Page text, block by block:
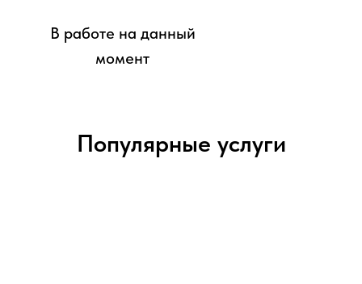
В работе на данный
момент
Популярные услуги